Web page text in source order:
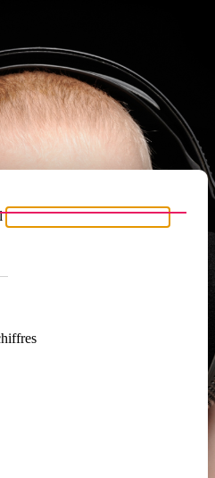
RADIO